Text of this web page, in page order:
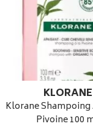
KLORANE
Klorane
Pivoine 100